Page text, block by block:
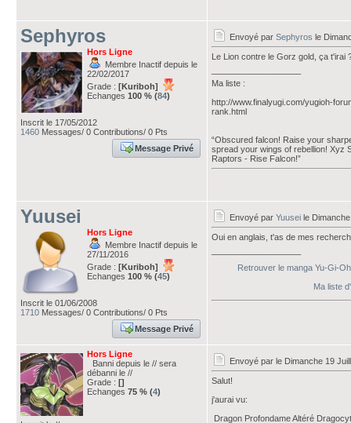
Sephyros
Hors Ligne
Membre Inactif depuis le
22/02/2017
Grade : [Kuriboh]
Echanges 100 % (84)
Inscrit le 17/05/2012
1460 Messages/ 0 Contributions/ 0 Pts
Message Privé
Envoyé par Sephyros le
Le Lion contre le Gorz gold, ça t'irai
Ma liste :
http://www.finalyugi.com/yugioh-
rank.html
“Obscured falcon! Raise your
spread your wings of rebellion! Xyz
Raptors - Rise Falcon!”
Yuusei
Hors Ligne
Membre Inactif depuis le
27/11/2016
Grade : [Kuriboh]
Echanges 100 % (45)
Inscrit le 01/06/2008
1710 Messages/ 0 Contributions/ 0 Pts
Message Privé
Envoyé par Yuusei le
Oui en anglais, t'as de mes
Retrouver le manga Yu-Gi-
Ma liste
Hors Ligne
Banni depuis le // sera
débanni le //
Grade : []
Echanges 75 % (4)
Envoyé par le Dimanche 19
Salut!
j'aurai vu:
Dragon Profondame Altéré